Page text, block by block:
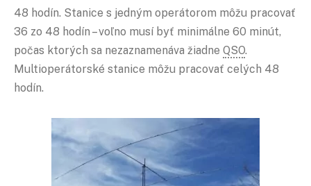
48 hodín. Stanice s jedným operátorom môžu pracovať
36 zo 48 hodín – voľno musí byť minimálne 60 minút,
počas ktorých sa nezaznamenáva žiadne QSO.
Multioperátorské stanice môžu pracovať celých 48
hodín.